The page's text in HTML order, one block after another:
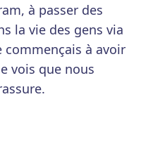
à passer des
la vie des gens via
à avoir
vois que nous